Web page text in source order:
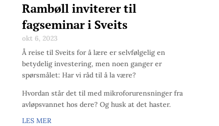
Rambøll inviterer til
fagseminar i Sveits
okt 6, 2023
Å reise til Sveits for å lære er selvfølgelig en
betydelig investering, men noen ganger er
spørsmålet: Har vi råd til å la være?
Hvordan står det til med mikroforurensninger fra
avløpsvannet hos dere? Og husk at det haster.
LES MER